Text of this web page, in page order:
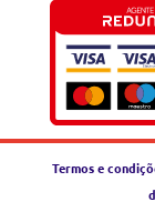
Termos e